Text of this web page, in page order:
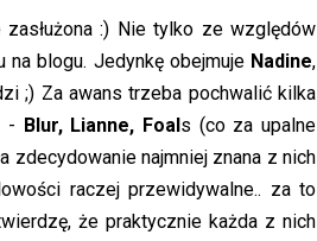
:) Nie tylko ze względów
blogu. Jedynkę obejmuje Nadine,
;) Za awans trzeba pochwalić kilka
- Blur, Lianne, Foals (co za upalne
zdecydowanie najmniej znana z nich
raczej przewidywalne.. za to
że praktycznie każda z nich